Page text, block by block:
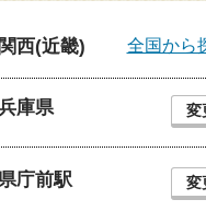
関西(近畿) 全国から
庫県 変
庁前駅 変